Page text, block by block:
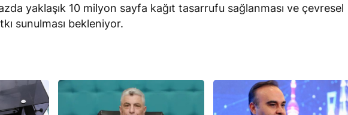
yaklaşık 10 milyon sayfa kağıt tasarrufu sağlanması ve çevresel
sunulması bekleniyor.